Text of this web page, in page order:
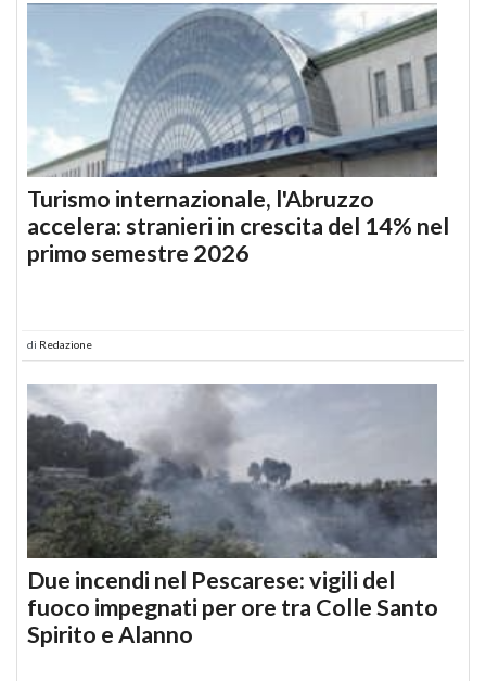
Turismo internazionale, l'Abruzzo
accelera: stranieri in crescita del 14% nel
primo semestre 2026
di Redazione
Due incendi nel Pescarese: vigili del
fuoco impegnati per ore tra Colle Santo
Spirito e Alanno